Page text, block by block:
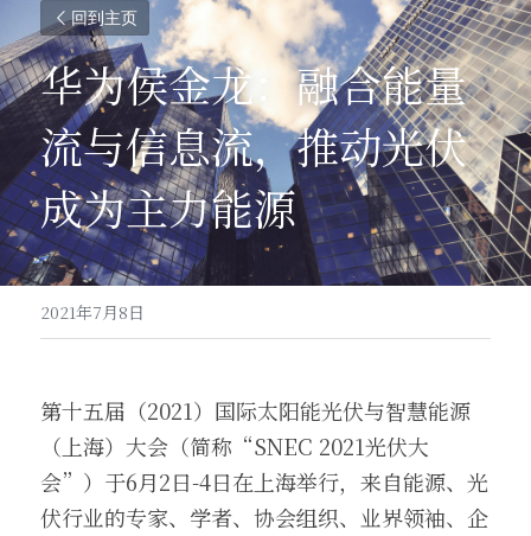
回到主页
华为侯金龙：融合能量
流与信息流，推动光伏
成为主力能源
2021年7月8日
第十五届（2021）国际太阳能光伏与智慧能源
（上海）大会（简称“SNEC 2021光伏大
会”）于6月2日-4日在上海举行，来自能源、光
伏行业的专家、学者、协会组织、业界领袖、企